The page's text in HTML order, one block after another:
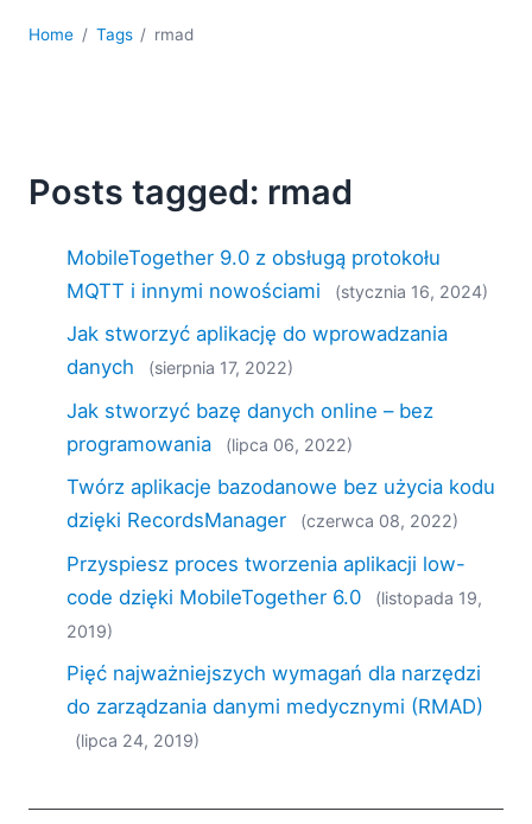
YAML
2023
2022
2019
2018
2017
2015
2014
2013
2012
2010
2009
2008
2007
Home Tags rmad
Posts tagged: rmad
MobileTogether 9.0 z obsługą protokołu
MQTT i innymi nowościami
(stycznia 16, 2024)
Jak stworzyć aplikację do wprowadzania
danych
(sierpnia 17, 2022)
Jak stworzyć bazę danych online – bez
programowania
(lipca 06, 2022)
Twórz aplikacje bazodanowe bez użycia kodu
dzięki RecordsManager
(czerwca 08, 2022)
Przyspiesz proces tworzenia aplikacji low-
code dzięki MobileTogether 6.0
(listopada 19,
2019)
Pięć najważniejszych wymagań dla narzędzi
do zarządzania danymi medycznymi (RMAD)
(lipca 24, 2019)